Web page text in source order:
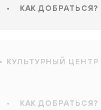
• КАК ДОБРАТЬСЯ?
КУЛЬТУРНЫЙ
• КАК ДОБРАТЬСЯ?